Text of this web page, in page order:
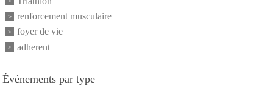
renforcement musculaire
foyer de vie
adherent
Événements par type